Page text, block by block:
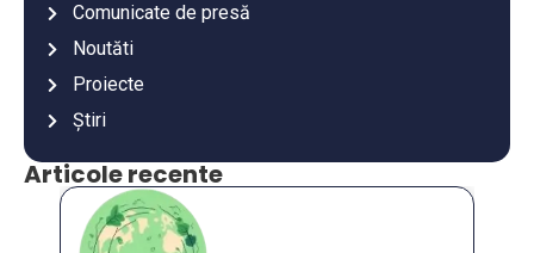
Comunicate de presă
Noutăti
Proiecte
Știri
Articole recente